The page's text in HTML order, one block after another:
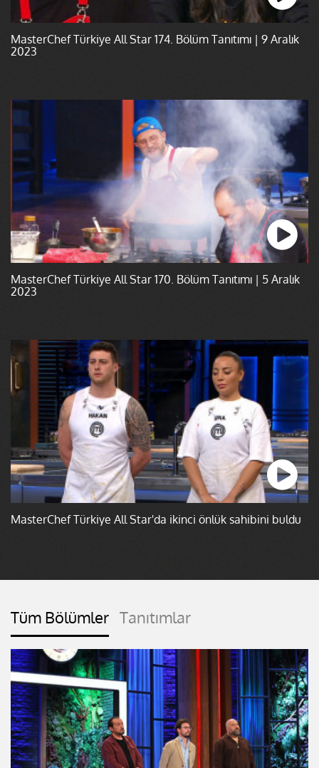
MasterChef Türkiye All Star 174. Bölüm Tanıtımı | 9 Aralık
2023
MasterChef Türkiye All Star 170. Bölüm Tanıtımı | 5 Aralık
2023
MasterChef Türkiye All Star'da ikinci önlük sahibini buldu
Tüm Bölümler Tanıtımlar